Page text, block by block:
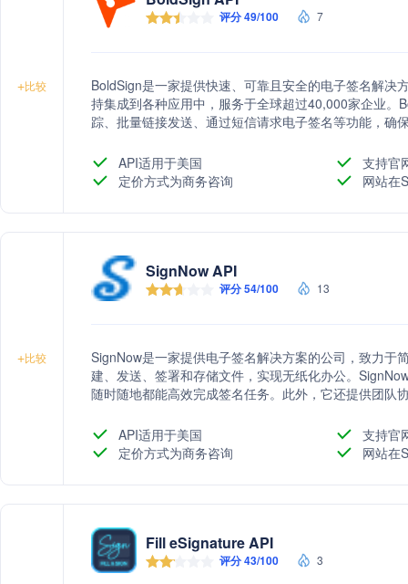
+比较
评分 49/100 7
BoldSign是一家提供快速、可靠且安全的电子签名解决
持集成到各种应用中，服务于全球超过40,000家企业。
踪、批量链接发送、通过短信请求电子签名等功能，确
HIPAA和PCI DSS等多项安全认证。BoldSign以其卓越
费用的承诺，为客户提供高性价比的电子签名服务。
API适用于美国
支持官
定价方式为商务咨询
网站在
+比较
SignNow API
评分 54/100 13
SignNow是一家提供电子签名解决方案的公司，致力于
建、发送、签署和存储文件，实现无纸化办公。
随时随地都能高效完成签名任务。此外，它还提供团队
API适用于美国
支持官
定价方式为商务咨询
网站在
Fill eSignature API
评分 43/100 3